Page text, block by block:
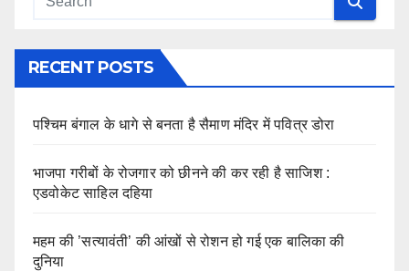
RECENT POSTS
पश्चिम बंगाल के धागे से बनता है सैमाण मंदिर में पवित्र डोरा
भाजपा गरीबों के रोजगार को छीनने की कर रही है साजिश :
एडवोकेट साहिल दहिया
महम की ’सत्यावंती’ की आंखों से रोशन हो गई एक बालिका की
दुनिया